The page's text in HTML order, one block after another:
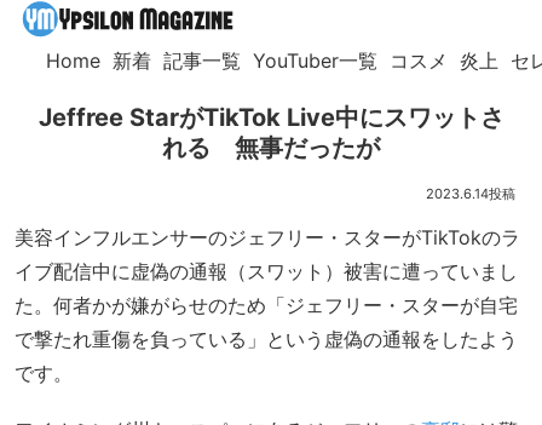
Home 新着 記事一覧 YouTuber一覧 コスメ 炎上 セ
Jeffree StarがTikTok Live中にスワットさ
れる 無事だったが
2023.6.14
美容インフルエンサーのジェフリー・スターがTikTokのラ
イブ配信中に虚偽の通報（スワット）被害に遭っていまし
た。何者かが嫌がらせのため「ジェフリー・スターが自宅
で撃たれ重傷を負っている」という虚偽の通報をしたよう
です。